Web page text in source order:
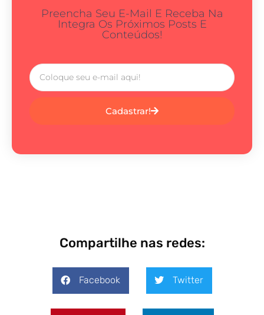
Preencha Seu E-Mail E Receba Na
Integra Os Próximos Posts E
Conteúdos!
Cadastrar!
Compartilhe nas redes:
Facebook Twitter